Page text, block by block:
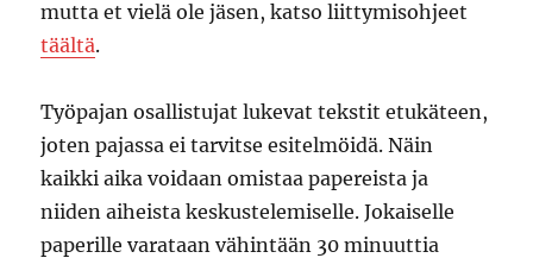
mutta et vielä ole jäsen, katso liittymisohjeet
täältä.
Työpajan osallistujat lukevat tekstit etukäteen,
joten pajassa ei tarvitse esitelmöidä. Näin
kaikki aika voidaan omistaa papereista ja
niiden aiheista keskustelemiselle. Jokaiselle
paperille varataan vähintään 30 minuuttia